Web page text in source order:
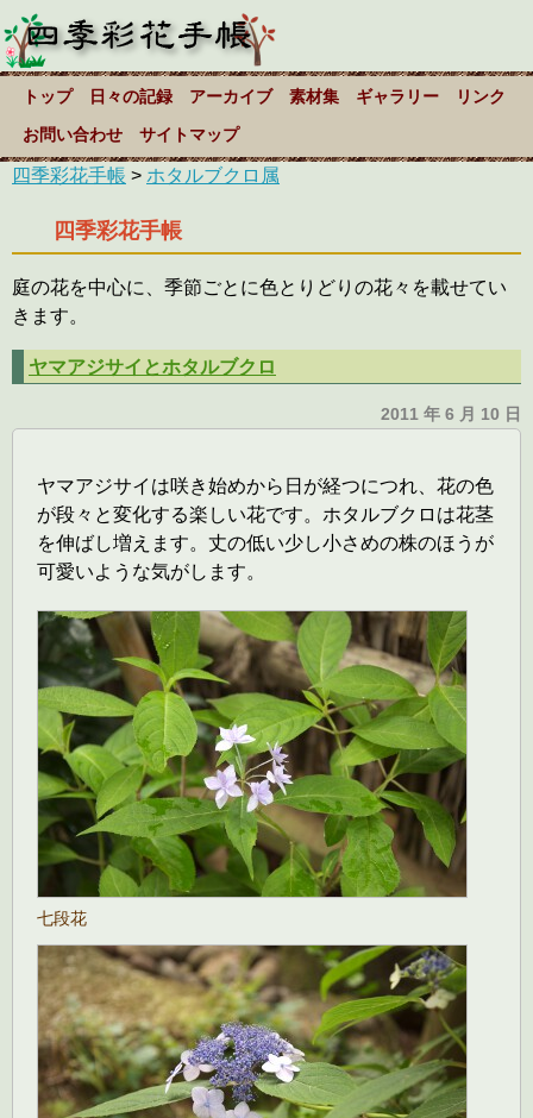
トップ 日々の記録 アーカイブ 素材集 ギャラリー リンク
お問い合わせ サイトマップ
四季彩花手帳 > ホタルブクロ属
四季彩花手帳
庭の花を中心に、季節ごとに色とりどりの花々を載せてい
きます。
ヤマアジサイとホタルブクロ
2011 年 6 月 10 日
ヤマアジサイは咲き始めから日が経つにつれ、花の色
が段々と変化する楽しい花です。ホタルブクロは花茎
を伸ばし増えます。丈の低い少し小さめの株のほうが
可愛いような気がします。
七段花